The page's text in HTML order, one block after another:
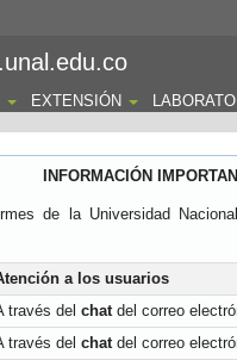
EXTENSIÓN
INFORMACIÓN
de la Universidad
a los usuarios
través del chatdel correo
través del chatdel correo